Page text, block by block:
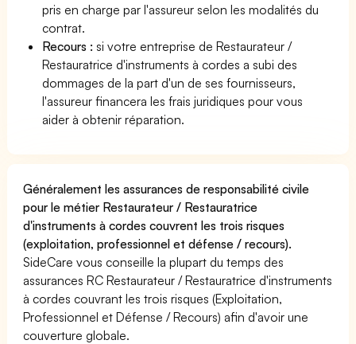
pris en charge par l'assureur selon les modalités du
contrat.
Recours : si votre entreprise de Restaurateur /
Restauratrice d'instruments à cordes a subi des
dommages de la part d'un de ses fournisseurs,
l'assureur financera les frais juridiques pour vous
aider à obtenir réparation.
Généralement les assurances de responsabilité civile
pour le métier Restaurateur / Restauratrice
d'instruments à cordes couvrent les trois risques
(exploitation, professionnel et défense / recours).
SideCare vous conseille la plupart du temps des
assurances RC Restaurateur / Restauratrice d'instruments
à cordes couvrant les trois risques (Exploitation,
Professionnel et Défense / Recours) afin d'avoir une
couverture globale.